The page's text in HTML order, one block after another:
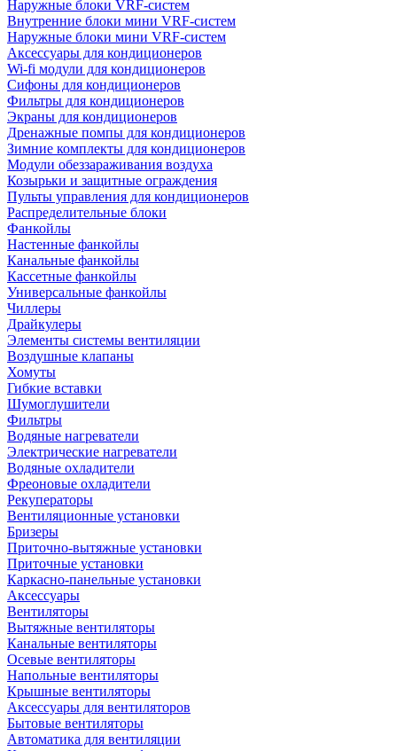
Наружные блоки VRF-систем
Внутренние блоки мини VRF-систем
Наружные блоки мини VRF-систем
Аксессуары для кондиционеров
Wi-fi модули для кондиционеров
Сифоны для кондиционеров
Фильтры для кондиционеров
Экраны для кондиционеров
Дренажные помпы для кондиционеров
Зимние комплекты для кондиционеров
Модули обеззараживания воздуха
Козырьки и защитные ограждения
Пульты управления для кондиционеров
Распределительные блоки
Фанкойлы
Настенные фанкойлы
Канальные фанкойлы
Кассетные фанкойлы
Универсальные фанкойлы
Чиллеры
Драйкулеры
Элементы системы вентиляции
Воздушные клапаны
Хомуты
Гибкие вставки
Шумоглушители
Фильтры
Водяные нагреватели
Электрические нагреватели
Водяные охладители
Фреоновые охладители
Рекуператоры
Вентиляционные установки
Бризеры
Приточно-вытяжные установки
Приточные установки
Каркасно-панельные установки
Аксессуары
Вентиляторы
Вытяжные вентиляторы
Канальные вентиляторы
Осевые вентиляторы
Напольные вентиляторы
Крышные вентиляторы
Аксессуары для вентиляторов
Бытовые вентиляторы
Автоматика для вентиляции